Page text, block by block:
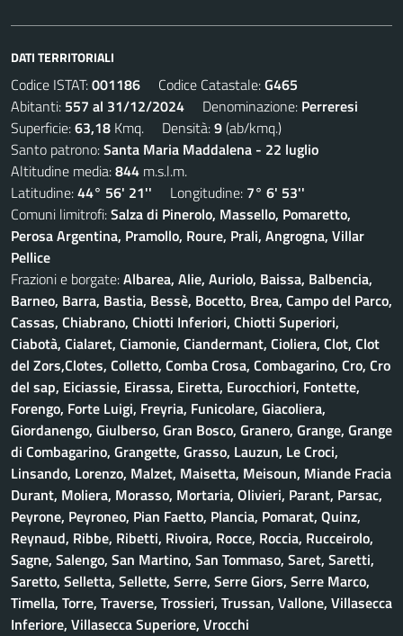
DATI TERRITORIALI
Codice ISTAT:001186 Codice Catastale:G465
Abitanti: 557 al 31/12/2024 Denominazione: Perreresi
Superficie:63,18 Kmq. Densità:9(ab/kmq.)
Santo patrono:Santa Maria Maddalena - 22 luglio
Altitudine media:844 m.s.l.m.
Latitudine:44° 56' 21'' Longitudine: 7° 6' 53''
Comuni limitrofi:Salza di Pinerolo, Massello, Pomaretto,
Perosa Argentina, Pramollo, Roure, Prali, Angrogna, Villar
Pellice
Frazioni e borgate:Albarea, Alie, Auriolo, Baissa, Balbencia,
Barneo, Barra, Bastia, Bessè, Bocetto, Brea, Campo del Parco,
Cassas, Chiabrano, Chiotti Inferiori, Chiotti Superiori,
Ciabotà, Cialaret, Ciamonie, Ciandermant, Cioliera, Clot, Clot
del Zors,Clotes, Colletto, Comba Crosa, Combagarino, Cro, Cro
del sap, Eiciassie, Eirassa, Eiretta, Eurocchiori, Fontette,
Forengo, Forte Luigi, Freyria, Funicolare, Giacoliera,
Giordanengo, Giulberso, Gran Bosco, Granero, Grange, Grange
di Combagarino, Grangette, Grasso, Lauzun, Le Croci,
Linsando, Lorenzo, Malzet, Maisetta, Meisoun, Miande Fracia
Durant, Moliera, Morasso, Mortaria, Olivieri, Parant, Parsac,
Peyrone, Peyroneo, Pian Faetto, Plancia, Pomarat, Quinz,
Reynaud, Ribbe, Ribetti, Rivoira, Rocce, Roccia, Rucceirolo,
Sagne, Salengo, San Martino, San Tommaso, Saret, Saretti,
Saretto, Selletta, Sellette, Serre, Serre Giors, Serre Marco,
Timella, Torre, Traverse, Trossieri, Trussan, Vallone, Villasecca
Inferiore, Villasecca Superiore, Vrocchi